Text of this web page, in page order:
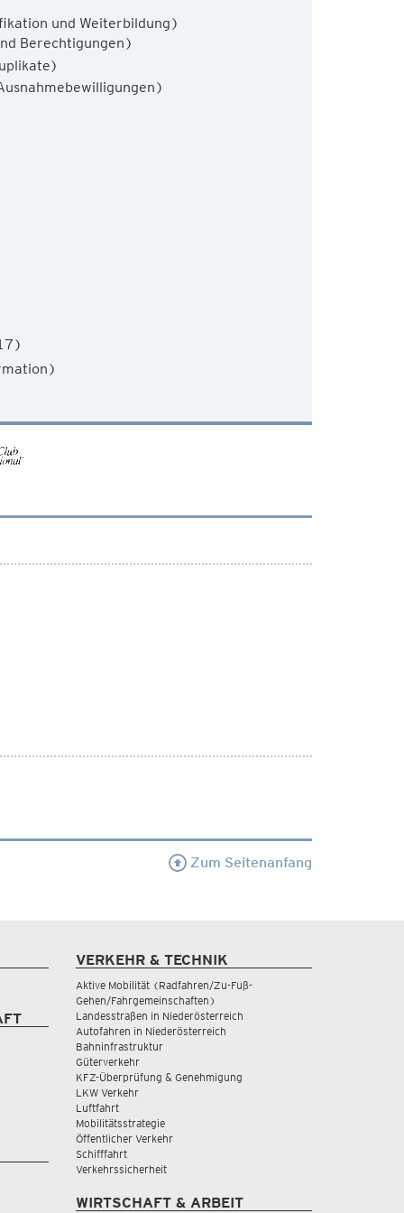
und Weiterbildung)
Berechtigungen)
Zum Seitenanfang
VERKEHR & TECHNIK
Aktive Mobilität (Radfahren/Zu-Fuß-
Gehen/Fahrgemeinschaften)
Landesstraßen in Niederösterreich
Autofahren in Niederösterreich
Bahninfrastruktur
Güterverkehr
KFZ-Überprüfung & Genehmigung
LKW Verkehr
Luftfahrt
Mobilitätsstrategie
Öffentlicher Verkehr
Schifffahrt
Verkehrssicherheit
WIRTSCHAFT & ARBEIT